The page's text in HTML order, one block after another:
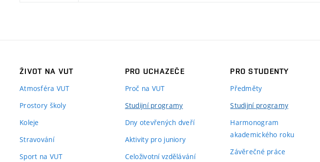
ŽIVOT NA VUT
Atmosféra VUT
Prostory školy
Koleje
Stravování
Sport na VUT
PRO UCHAZEČE
Proč na VUT
Studijní programy
Dny otevřených dveří
Aktivity pro juniory
Celoživotní vzdělávání
PRO STUDENTY
Předměty
Studijní programy
Harmonogram
akademického roku
Závěrečné práce